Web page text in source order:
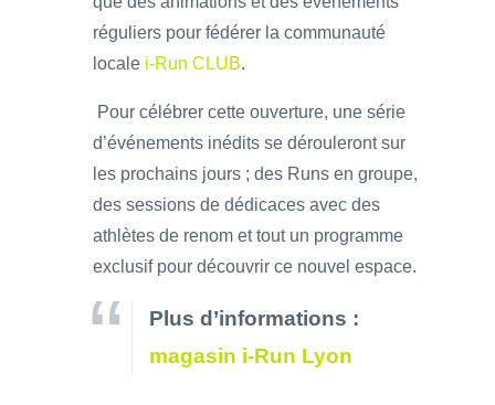
réguliers pour fédérer la communauté
locale i-Run CLUB.
Pour célébrer cette ouverture, une série
d’événements inédits se dérouleront sur
les prochains jours ; des Runs en groupe,
des sessions de dédicaces avec des
athlètes de renom et tout un programme
exclusif pour découvrir ce nouvel espace.
Plus d’informations :
magasin i-Run Lyon